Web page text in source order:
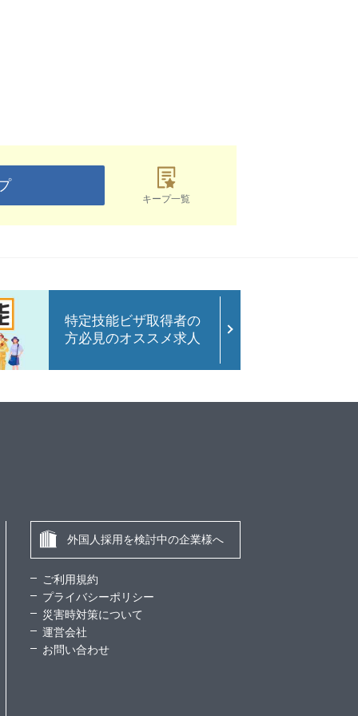
キープ一覧
特定技能ビザ取得者の
方必見のオススメ求人
外国人採用を検討中の企業様へ
ご利用規約
プライバシーポリシー
災害時対策について
運営会社
お問い合わせ